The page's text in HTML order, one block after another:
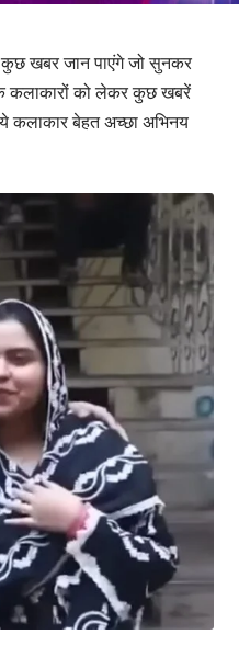
खबर जान पाएंगे जो सुनकर
कलाकारों को लेकर कुछ खबरें
कलाकार बेहत अच्छा अभिनय